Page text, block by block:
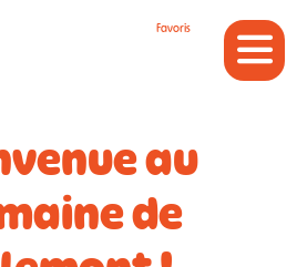
Favoris
au
de